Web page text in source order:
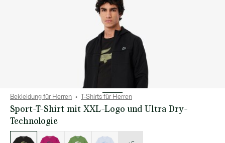
Bekleidung für Herren T-Shirts für Herren
Sport-T-Shirt mit XXL-Logo und Ultra Dry-
Technologie
der